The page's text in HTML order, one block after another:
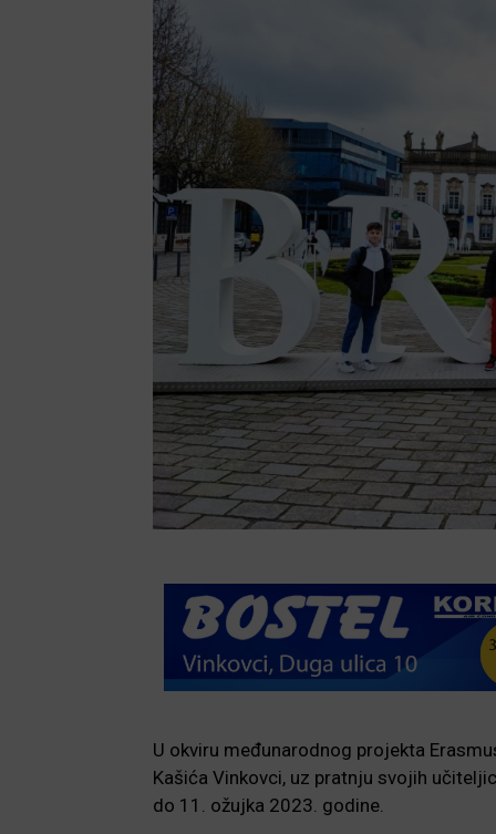
U okviru međunarodnog projekta
Kašića Vinkovci, uz pratnju svojih
do 11. ožujka 2023. godine.